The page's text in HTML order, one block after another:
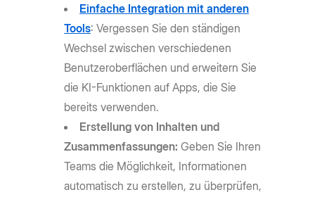
Einfache Integration mit anderen
Tools: Vergessen Sie den ständigen
Wechsel zwischen verschiedenen
Benutzeroberflächen und erweitern Sie
die KI-Funktionen auf Apps, die Sie
bereits verwenden.
Erstellung von Inhalten und
Zusammenfassungen: Geben Sie Ihren
Teams die Möglichkeit, Informationen
automatisch zu erstellen, zu überprüfen,